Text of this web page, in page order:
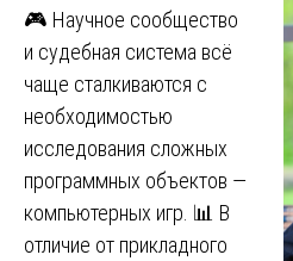
🎮 Научное сообщество
и судебная система всё
чаще сталкиваются с
необходимостью
исследования сложных
программных объектов —
компьютерных игр. 📊 В
отличие от прикладного